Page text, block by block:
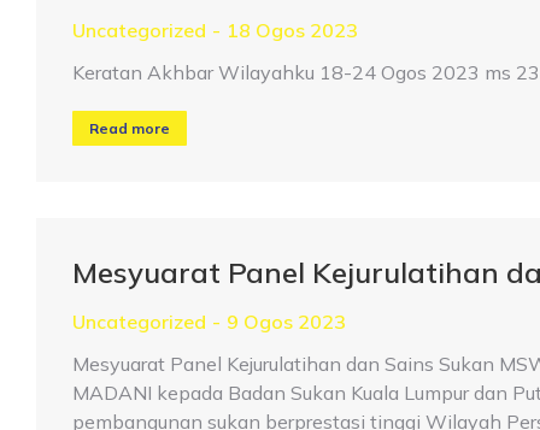
Uncategorized
18 Ogos 2023
Keratan Akhbar Wilayahku 18-24 Ogos 2023 ms
Read more
Mesyuarat Panel Kejurulatihan
Uncategorized
9 Ogos 2023
Mesyuarat Panel Kejurulatihan dan Sains Sukan
MADANI kepada Badan Sukan Kuala Lumpur dan
pembangunan sukan berprestasi tinggi Wilayah